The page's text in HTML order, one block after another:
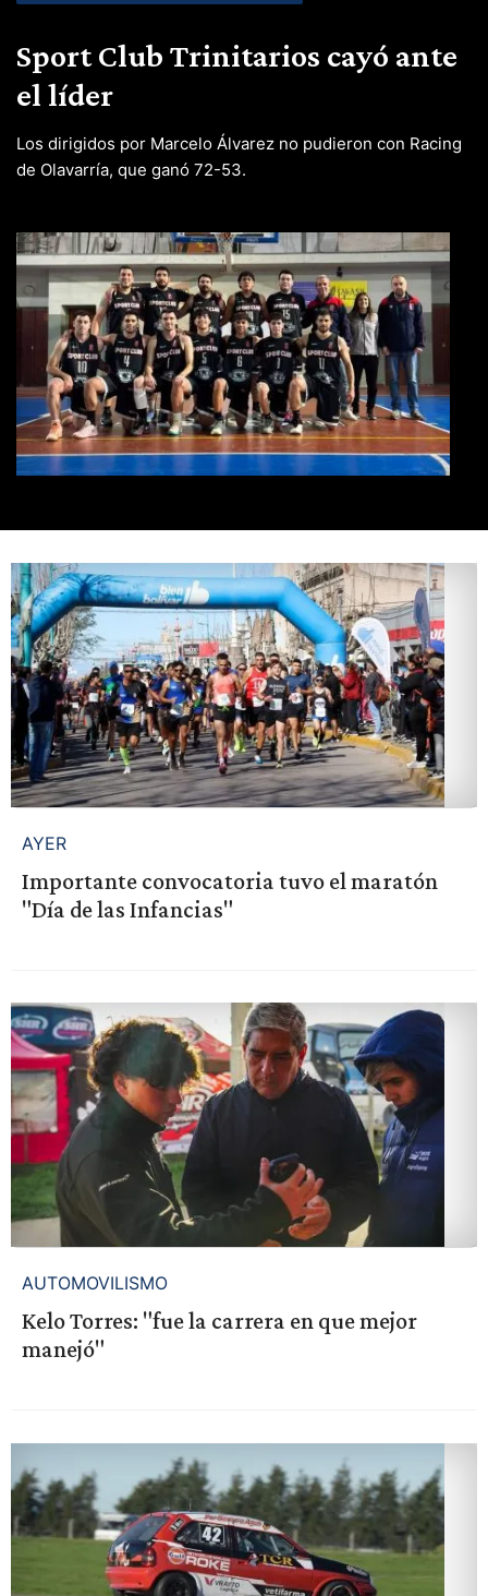
Sport Club Trinitarios cayó ante
el líder
Los dirigidos por Marcelo Álvarez no pudieron con Racing
de Olavarría, que ganó 72-53.
AYER
Importante convocatoria tuvo el maratón
"Día de las Infancias"
AUTOMOVILISMO
Kelo Torres: "fue la carrera en que mejor
manejó"